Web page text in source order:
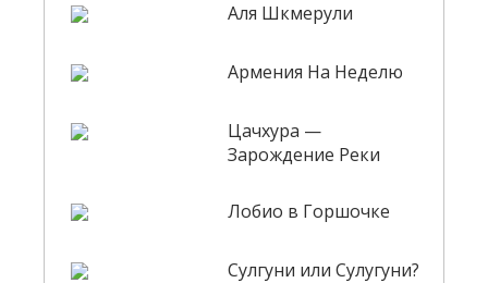
Аля Шкмерули
Армения На Неделю
Цачхура —
Зарождение Реки
Лобио в Горшочке
Сулгуни или Сулугуни?